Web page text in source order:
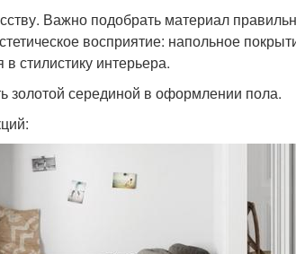
Важно подобрать материал
восприятие: напольное
стилистику интерьера.
золотой серединой в оформлении пола.